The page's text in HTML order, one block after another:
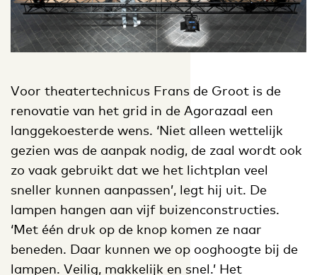
Voor theatertechnicus Frans de Groot is de
renovatie van het grid in de Agorazaal een
langgekoesterde wens. ‘Niet alleen wettelijk
gezien was de aanpak nodig, de zaal wordt ook
zo vaak gebruikt dat we het lichtplan veel
sneller kunnen aanpassen’, legt hij uit. De
lampen hangen aan vijf buizenconstructies.
‘Met één druk op de knop komen ze naar
beneden. Daar kunnen we op ooghoogte bij de
lampen. Veilig, makkelijk en snel.’ Het